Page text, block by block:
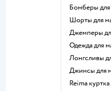
Бомберы
Шорты для
Джемперы
Одежда для
Лонгсливы
Джинсы для
Reima